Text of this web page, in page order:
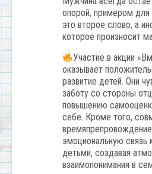
опорой, примером для
это второе слово, а
которое произносит
Участие в акции
оказывает
развитие детей. Они
заботу со стороны
повышению
себе. Кроме того,
эмоциональную
детьми, создавая
взаимопонимания в